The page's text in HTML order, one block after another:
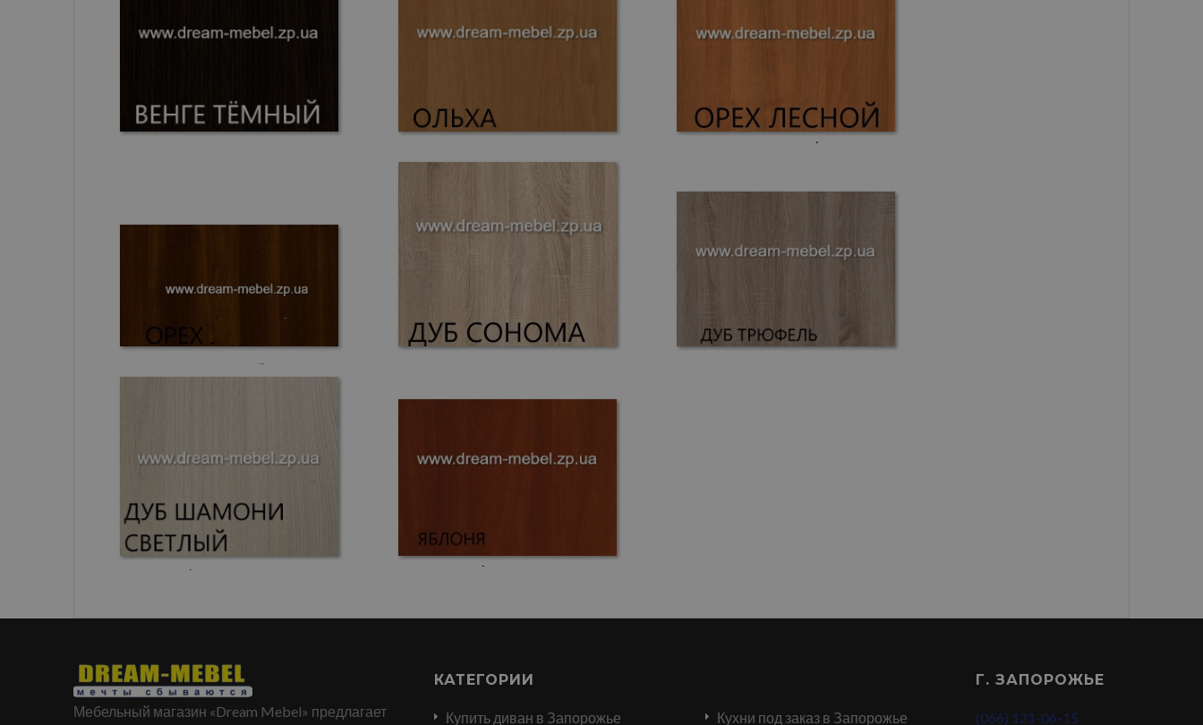
Мебельный магазин «Dream Mebel» предлагает
КАТЕГОРИИ
Купить диван в Запорожье Кухни под заказ в Запорожье
Г. ЗАПОРОЖЬЕ
(066) 121-06-15